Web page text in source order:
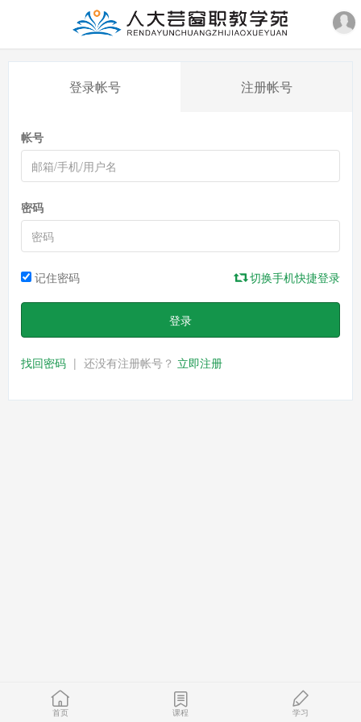
登录帐号 注册帐号
帐号
密码
记住密码 切换手机快捷登录
登录
找回密码 | 还没有注册帐号？ 立即注册
首页 课程 学习